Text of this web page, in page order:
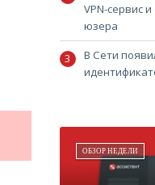
VPN-сервис
юзера
В Сети
ОБЗОР НЕДЕЛИ